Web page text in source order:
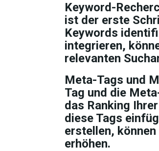
Keyword-
ist der erste
Keywords
integrieren,
relevanten
Meta-Tags und
Tag und die
das Ranking
diese Tags
erstellen,
erhöhen.